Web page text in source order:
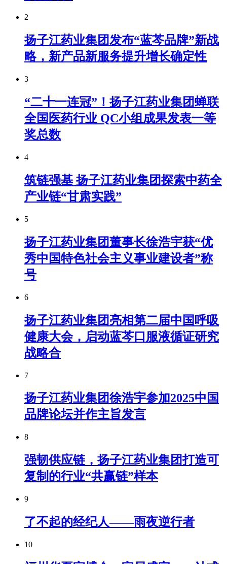
2
扬子江药业集团发布“蓝芩品牌”新战
略，新产品新服务提升增长确定性
3
“二十一连冠”！扬子江药业集团蝉联
全国医药行业 QC小组成果发表一等
奖总数
4
筑链强基 扬子江药业集团探索中药全
产业链“甘肃实践”
5
扬子江药业集团董事长徐浩宇获“优
秀中国特色社会主义事业建设者”称
号
6
扬子江药业集团亮相第二届中国呼吸
健康大会，启动蓝芩口服液循证研究
战略合
7
扬子江药业集团徐浩宇参加2025中国
品牌论坛并作主旨发言
8
强韧供应链，扬子江药业集团打造可
复制的行业“共赢链”样本
9
了不起的经纪人——雨夜逆行者
10